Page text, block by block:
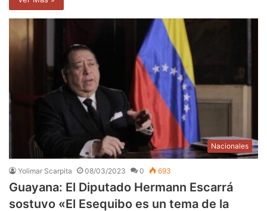
Nacionales
Yolimar Scarpita 08/03/2023 0 693
Guayana: El Diputado Hermann Escarrá
sostuvo «El Esequibo es un tema de la